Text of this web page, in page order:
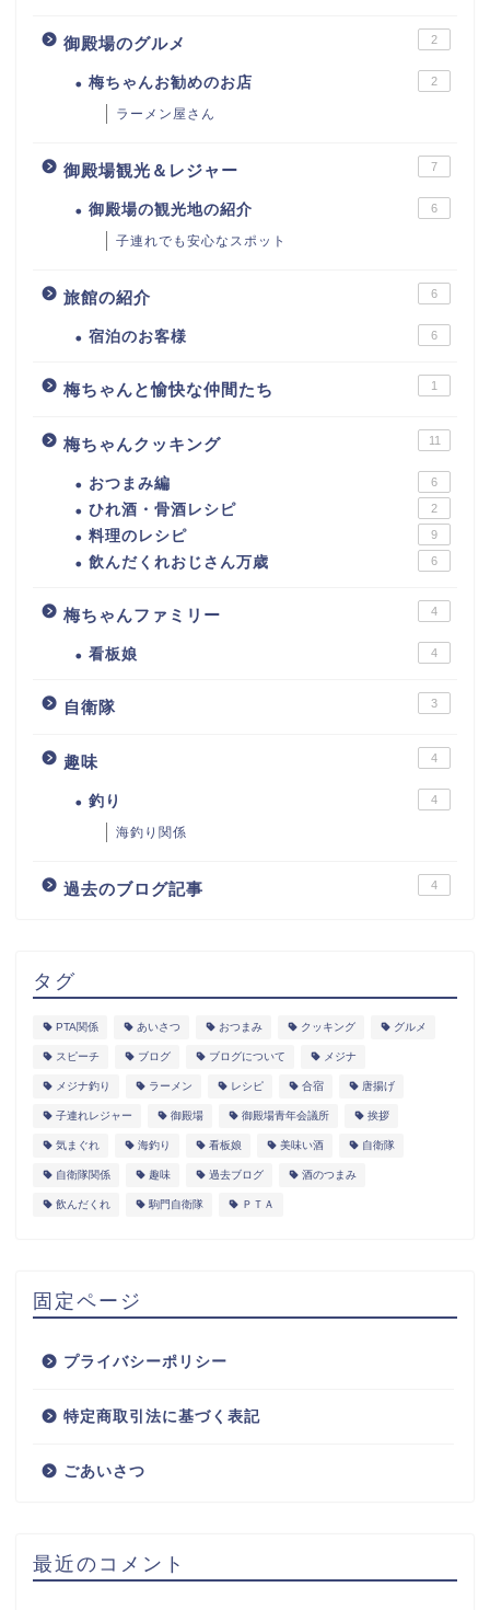
御殿場のグルメ 2
梅ちゃんお勧めのお店 2
ラーメン屋さん
御殿場観光＆レジャー 7
御殿場の観光地の紹介 6
子連れでも安心なスポット
旅館の紹介 6
宿泊のお客様 6
梅ちゃんと愉快な仲間たち 1
梅ちゃんクッキング 11
おつまみ編 6
ひれ酒・骨酒レシピ 2
料理のレシピ 9
飲んだくれおじさん万歳 6
梅ちゃんファミリー 4
看板娘 4
自衛隊 3
趣味 4
釣り 4
海釣り関係
過去のブログ記事 4
タグ
PTA関係 あいさつ おつまみ クッキング グルメ
スピーチ ブログ ブログについて メジナ
メジナ釣り ラーメン レシピ 合宿 唐揚げ
子連れレジャー 御殿場 御殿場青年会議所 挨拶
気まぐれ 海釣り 看板娘 美味い酒 自衛隊
自衛隊関係 趣味 過去ブログ 酒のつまみ
飲んだくれ 駒門自衛隊 ＰＴＡ
固定ページ
プライバシーポリシー
特定商取引法に基づく表記
ごあいさつ
最近のコメント